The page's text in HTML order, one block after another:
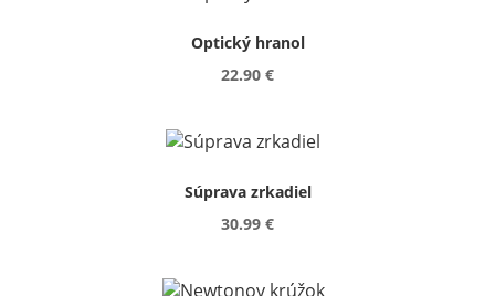
Optický hranol
22.90 €
Súprava zrkadiel
30.99 €